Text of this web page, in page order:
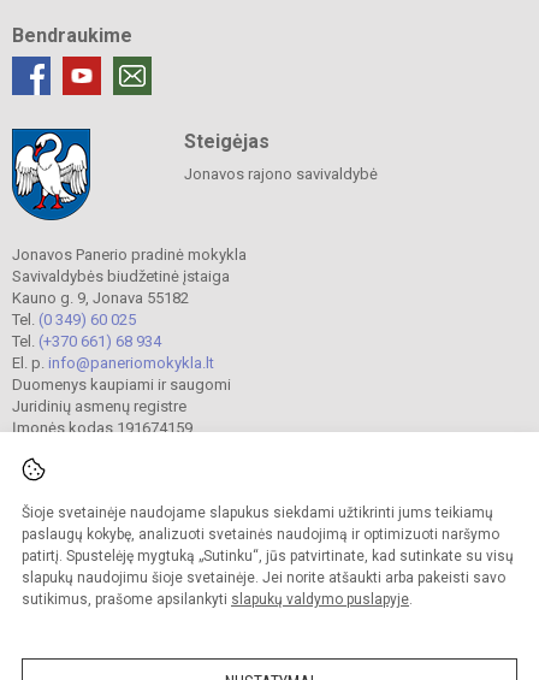
Šioje svetainėje naudojame slapukus siekdami užtikrinti jums teikiamų
paslaugų kokybę, analizuoti svetainės naudojimą ir optimizuoti naršymo
patirtį. Spustelėję mygtuką „Sutinku“, jūs patvirtinate, kad sutinkate su visų
slapukų naudojimu šioje svetainėje. Jei norite atšaukti arba pakeisti savo
sutikimus, prašome apsilankyti slapukų valdymo puslapyje.
Bendraukime
Steigėjas
Jonavos rajono savivaldybė
Jonavos Panerio pradinė mokykla
Savivaldybės biudžetinė įstaiga
Kauno g. 9, Jonava 55182
Tel. (0 349) 60 025
Tel. (+370 661) 68 934
El. p. info@paneriomokykla.lt
Duomenys kaupiami ir saugomi
Juridinių asmenų registre
Įmonės kodas 191674159
© 2023. Jonavos Panerio pradinė mokykla. Visos teisės saugomos.
Kopijuoti turinį be raštiško įstaigos administracijos sutikimo griežtai draudžiama.
Prieinamumo paraiška Slapukų valdymas
Sumanus būdas atnaujinti